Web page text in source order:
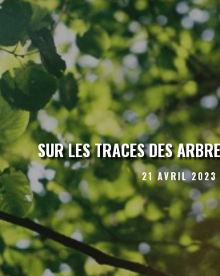
SUR LES TRACES DES
21 AVRIL 2023